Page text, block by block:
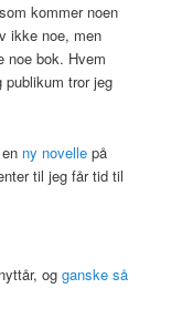
kommer noen
ikke noe, men
noe bok. Hvem
publikum tror jeg
ny novelle på
til jeg får tid til
ogganske så